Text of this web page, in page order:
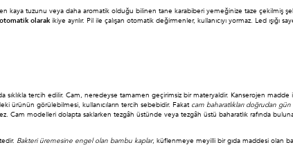
kaya tuzunu veya daha aromatik olduğu bilinen tane karabiberi yemeğinize taze çekilmiş
olarakikiye ayrılır. Pil ile çalışan otomatik değirmenler, kullanıcıyı yormaz. Led
tercih edilir. Cam, neredeyse tamamen geçirimsiz bir materyaldir. Kanserojen
ürünün görülebilmesi, kullanıcıların tercih sebebidir. Fakat cam baharatlıkları doğrudan
Cam modelleri dolapta saklarken tezgâh üstünde veya tezgâh üstü baharatlık rafında
Bakteri üremesine engel olan bambu kaplar, küflenmeye meyilli bir gıda maddesi olan